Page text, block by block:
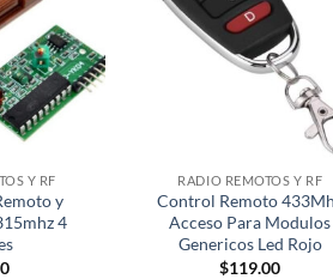
Y RF
y
4
RADIO REMOTOS Y RF
Control Remoto
Acceso Para Modulos
Genericos Led Rojo
$119.00